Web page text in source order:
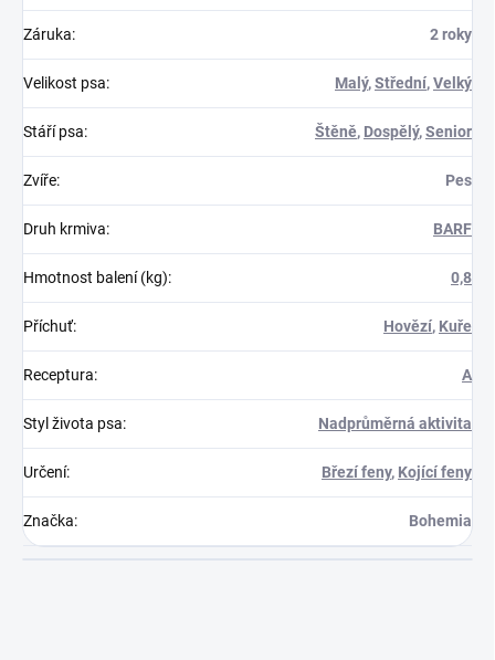
Záruka: 2 roky
Velikost psa: Malý,Střední,Velký
Stáří psa: Štěně, Dospělý,Senior
Zvíře: Pes
Druh krmiva: BARF
Hmotnost balení (kg): 0,8
Příchuť: Hovězí, Kuře
Receptura: A
Styl života psa: Nadprůměrná aktivita
Určení: Březí feny, Kojící feny
Značka: Bohemia